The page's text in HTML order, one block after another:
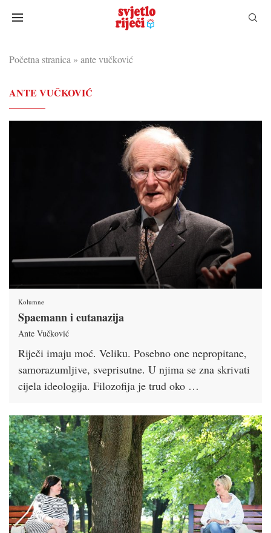
Početna stranica » ante vučković
ANTE VUČKOVIĆ
Kolumne
Spaemann i eutanazija
Ante Vučković
Riječi imaju moć. Veliku. Posebno one nepropitane,
samorazumljive, sveprisutne. U njima se zna skrivati
cijela ideologija. Filozofija je trud oko …